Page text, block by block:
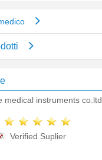
medical instruments co.ltd
Verified Suplier